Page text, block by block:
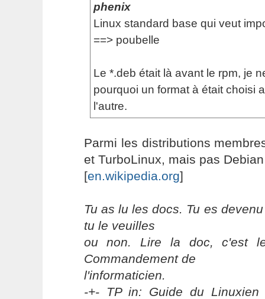
phenix
Linux standard base qui veut
==> poubelle
Le *.deb était là avant le rpm, je
pourquoi un format à était choisi
l'autre.
Parmi les distributions
et TurboLinux, mais pas
[en.wikipedia.org]
Tu as lu les docs. Tu es
tu le veuilles
ou non. Lire la doc, c'est
Commandement de
l'informaticien.
-+- TP in: Guide du Linuxien